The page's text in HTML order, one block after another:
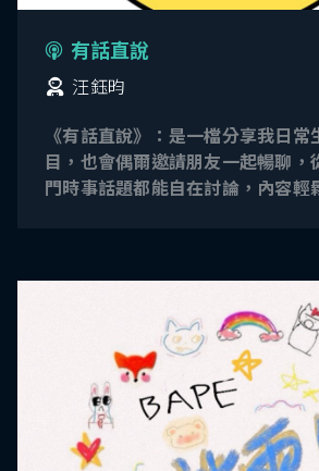
有話直說
汪鈺昀
《有話直說》：是一檔分享我日常
目，也會偶爾邀請朋友一起暢聊，
門時事話題都能自在討論，內容輕